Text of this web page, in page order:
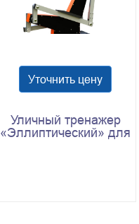
Уточнить цену
Уличный тренажер
«Эллиптический» для